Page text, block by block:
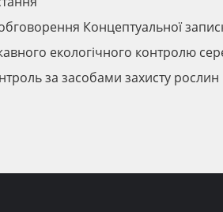
Концептуальної
екологічного контролю
за засобами захисту рослин